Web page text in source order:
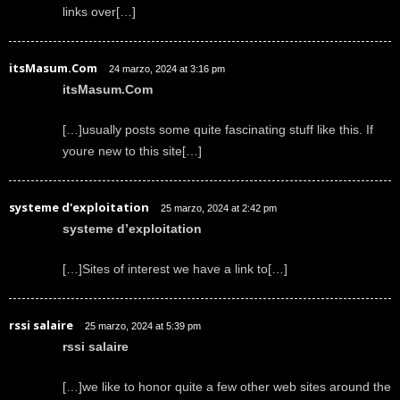
links over[…]
itsMasum.Com 24 marzo, 2024 at 3:16 pm
itsMasum.Com
[…]usually posts some quite fascinating stuff like this. If
youre new to this site[…]
systeme d'exploitation 25 marzo, 2024 at 2:42 pm
systeme d’exploitation
[…]Sites of interest we have a link to[…]
rssi salaire 25 marzo, 2024 at 5:39 pm
rssi salaire
[…]we like to honor quite a few other web sites around the